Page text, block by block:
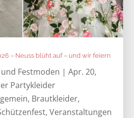
– Neuss blüht auf – und wir feiern
Festmoden |Apr. 20,
Partykleider
, Brautkleider,
,Veranstaltungen